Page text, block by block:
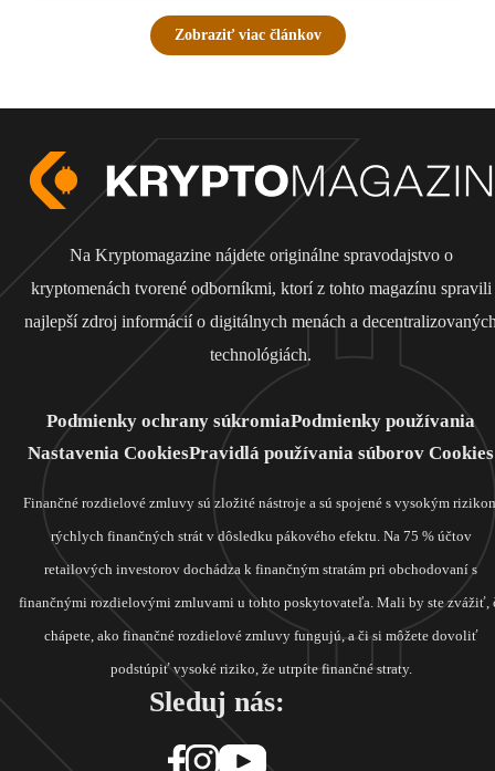
Zobraziť viac článkov
Na Kryptomagazine nájdete originálne spravodajstvo o
kryptomenách tvorené odborníkmi, ktorí z tohto magazínu spravili
najlepší zdroj informácií o digitálnych menách a
technológiách.
Podmienky ochrany súkromiaPodmienky používania
Nastavenia CookiesPravidlá používania súborov Cookies
Finančné rozdielové zmluvy sú zložité nástroje a sú spojené s vysokým
rýchlych finančných strát v dôsledku pákového efektu. Na 75 % účtov
retailových investorov dochádza k finančným stratám pri obchodovaní s
finančnými rozdielovými zmluvami u tohto poskytovateľa. Mali by ste zvážiť,
chápete, ako finančné rozdielové zmluvy fungujú, a či si môžete dovoliť
podstúpiť vysoké riziko, že utrpíte finančné straty.
Sleduj nás: